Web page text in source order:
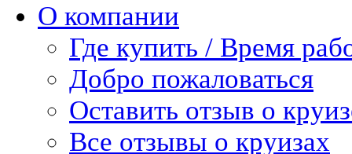
О компании
Где купить / Время
Добро пожаловаться
Оставить отзыв о
Все отзывы о круизах